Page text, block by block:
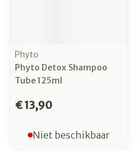
Phyto
Phyto Detox Shampoo
Tube 125ml
€ 13,90
Niet beschikbaar